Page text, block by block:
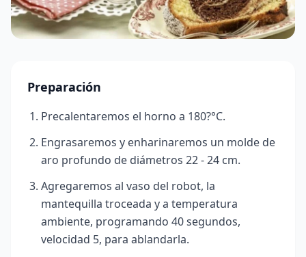
Preparación
Precalentaremos el horno a 180?°C.
Engrasaremos y enharinaremos un molde de
aro profundo de diámetros 22 - 24 cm.
Agregaremos al vaso del robot, la
mantequilla troceada y a temperatura
ambiente, programando 40 segundos,
velocidad 5, para ablandarla.